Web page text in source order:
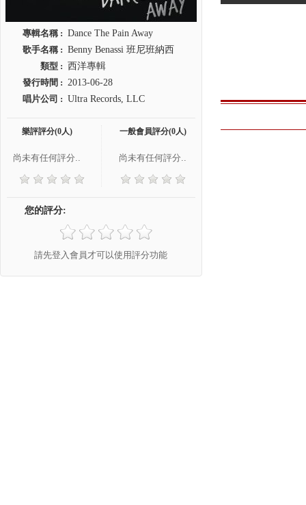
專輯名稱 : Dance The Pain Away
歌手名稱 : Benny Benassi 班尼班納西
類型 : 西洋專輯
發行時間 : 2013-06-28
唱片公司 : Ultra Records, LLC
樂評評分(0人)
尚未有任何評分..
一般會員評分(0人)
尚未有任何評分..
您的評分:
請先登入會員才可以使用評分功能